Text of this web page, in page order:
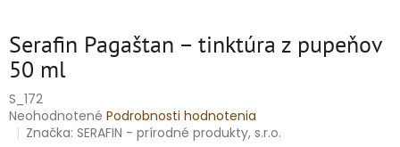
Serafin Pagaštan – tinktúra z pupeňov
50 ml
S_172
Priemerné
hodnotenie
Neohodnotené Podrobnosti hodnotenia
Značka:SERAFIN - prírodné produkty, s.r.o.